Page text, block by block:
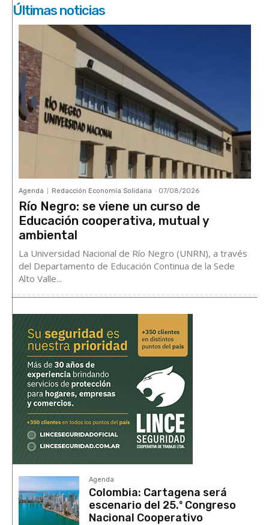
Últimas noticias
Agenda Redacción Economía Solidaria - 07/08/2026
Río Negro: se viene un curso de
Educación cooperativa, mutual y
ambiental
La Universidad Nacional de Río Negro (UNRN), a través
del Departamento de Educación Continua de la Sede
Alto Valle...
Agenda
Colombia: Cartagena será
escenario del 25.º Congreso
Nacional Cooperativo